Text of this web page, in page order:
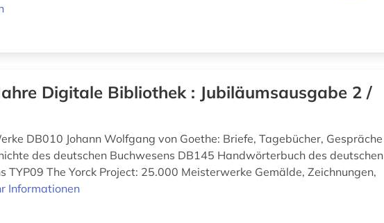
Digitale Bibliothek : Jubiläumsausgabe 2 /
DB010 Johann Wolfgang von Goethe: Briefe, Tagebücher, Gespräche
des deutschen Buchwesens DB145 Handwörterbuch des deutschen
TYP09 The Yorck Project: 25.000 Meisterwerke Gemälde, Zeichnungen,
Informationen